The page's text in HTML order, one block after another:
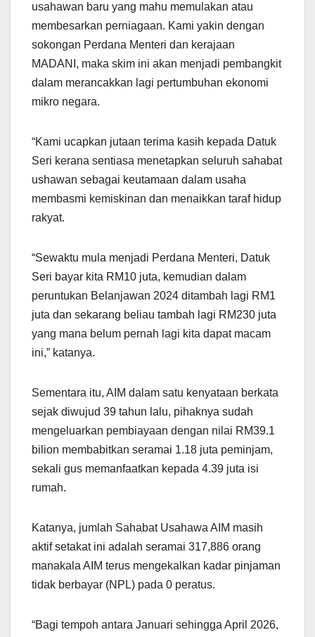
usahawan baru yang mahu memulakan atau
membesarkan perniagaan. Kami yakin dengan
sokongan Perdana Menteri dan kerajaan
MADANI, maka skim ini akan menjadi pembangkit
dalam merancakkan lagi pertumbuhan ekonomi
mikro negara.
“Kami ucapkan jutaan terima kasih kepada Datuk
Seri kerana sentiasa menetapkan seluruh sahabat
ushawan sebagai keutamaan dalam usaha
membasmi kemiskinan dan menaikkan taraf hidup
rakyat.
“Sewaktu mula menjadi Perdana Menteri, Datuk
Seri bayar kita RM10 juta, kemudian dalam
peruntukan Belanjawan 2024 ditambah lagi RM1
juta dan sekarang beliau tambah lagi RM230 juta
yang mana belum pernah lagi kita dapat macam
ini,” katanya.
Sementara itu, AIM dalam satu kenyataan berkata
sejak diwujud 39 tahun lalu, pihaknya sudah
mengeluarkan pembiayaan dengan nilai RM39.1
bilion membabitkan seramai 1.18 juta peminjam,
sekali gus memanfaatkan kepada 4.39 juta isi
rumah.
Katanya, jumlah Sahabat Usahawa AIM masih
aktif setakat ini adalah seramai 317,886 orang
manakala AIM terus mengekalkan kadar pinjaman
tidak berbayar (NPL) pada 0 peratus.
“Bagi tempoh antara Januari sehingga April 2026,